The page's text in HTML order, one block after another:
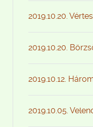
2019.10.20.
2019.10.20.
2019.10.12.
2019.10.05.